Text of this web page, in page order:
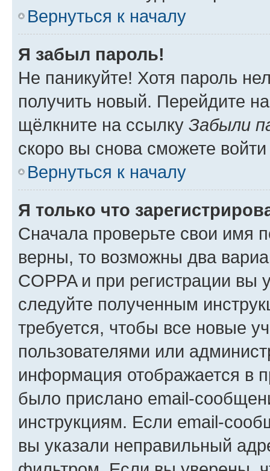
Вернуться к началу
Я забыл пароль!
Не паникуйте! Хотя пароль
получить новый. Перейдите
щёлкните на ссылку Забыли
скоро вы снова сможете
Вернуться к началу
Я только что
Сначала проверьте свои имя
верны, то возможны два
COPPA и при регистрации вы
следуйте полученным
требуется, чтобы все новые
пользователями или
информация отображается в
было прислано email-
инструкциям. Если email-
вы указали неправильный